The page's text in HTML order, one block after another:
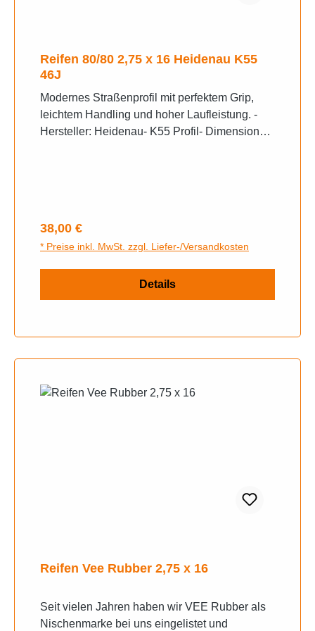
Reifen 80/80 2,75 x 16 Heidenau K55
46J
Modernes Straßenprofil mit perfektem Grip,
leichtem Handling und hoher Laufleistung. -
Hersteller: Heidenau- K55 Profil- Dimension
Regulärer Preis:
38,00 €
* Preise inkl. MwSt. zzgl. Liefer-/Versandkosten
Details
Reifen Vee Rubber 2,75 x 16
Seit vielen Jahren haben wir VEE Rubber als
Nischenmarke bei uns eingelistet und